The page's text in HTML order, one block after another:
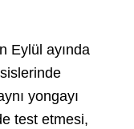
Eylül ayında
yongayı
test etmesi,